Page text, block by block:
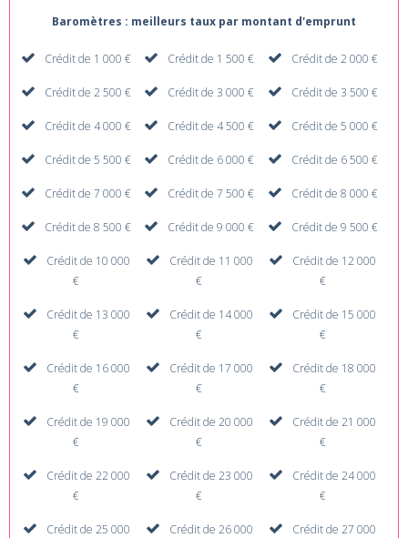
Baromètres : meilleurs taux par montant d'emprunt
Crédit de 1 000 € Crédit de 1 500 € Crédit de 2 000 €
Crédit de 2 500 € Crédit de 3 000 € Crédit de 3 500 €
Crédit de 4 000 € Crédit de 4 500 € Crédit de 5 000 €
Crédit de 5 500 € Crédit de 6 000 € Crédit de 6 500 €
Crédit de 7 000 € Crédit de 7 500 € Crédit de 8 000 €
Crédit de 8 500 € Crédit de 9 000 € Crédit de 9 500 €
Crédit de 10 000
€
Crédit de 11 000
€
Crédit de 12 000
€
Crédit de 13 000
€
Crédit de 14 000
€
Crédit de 15 000
€
Crédit de 16 000
€
Crédit de 17 000
€
Crédit de 18 000
€
Crédit de 19 000
€
Crédit de 20 000
€
Crédit de 21 000
€
Crédit de 22 000
€
Crédit de 23 000
€
Crédit de 24 000
€
Crédit de 25 000
Crédit de 26 000
Crédit de 27 000